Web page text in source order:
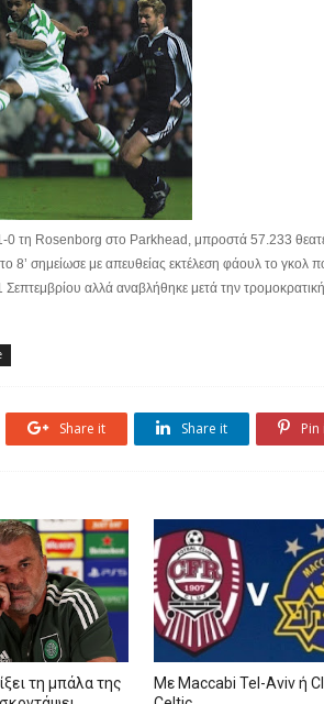
0 τη Rosenborg στο Parkhead, μπροστά 57.233
8’ σημείωσε με απευθείας εκτέλεση φάουλ το γκολ
Σεπτεμβρίου αλλά αναβλήθηκε μετά την
Share it Share it Pin
τη μπάλα της
Mε Maccabi Tel-Aviv ή